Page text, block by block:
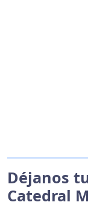
Déjanos
Catedral